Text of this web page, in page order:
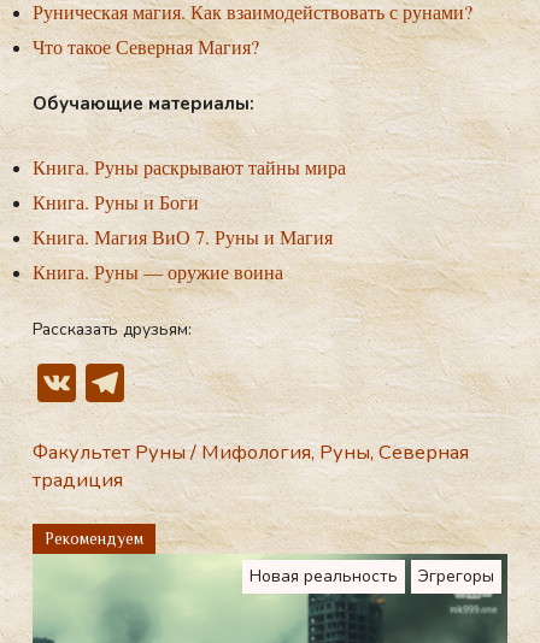
Руническая магия. Как взаимодействовать с рунами?
Что такое Северная Магия?
Обу­ча­ющие ма­тери­алы:
Книга. Руны раскрывают тайны мира
Книга. Руны и Боги
Книга. Магия ВиО 7. Руны и Магия
Книга. Руны — оружие воина
Рассказать друзьям:
V
K
T
el
e
gr
a
m
Факультет Руны/Мифология,Руны,Северная
традиция
Рекомендуем
Новая реальность Эгрегоры